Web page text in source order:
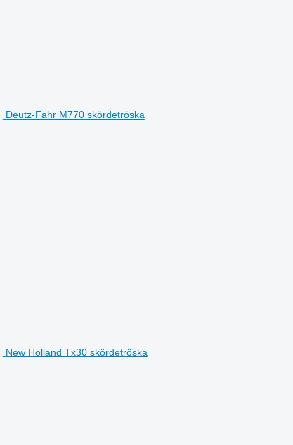
Deutz-Fahr M770 skördetröska
New Holland Tx30 skördetröska